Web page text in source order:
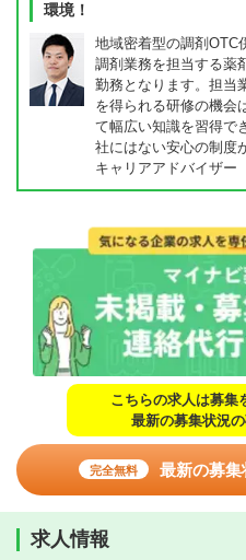
環境！
地域密着型の調剤OTC
調剤業務を担当する薬
勤務となります。担当
を得られる研修の機会
て幅広い知識を習得で
社にはない安心の制度
キャリアアドバイザ
こちらの求人は募集
最新の募集状況の
完全無料 最新の募集
求人情報